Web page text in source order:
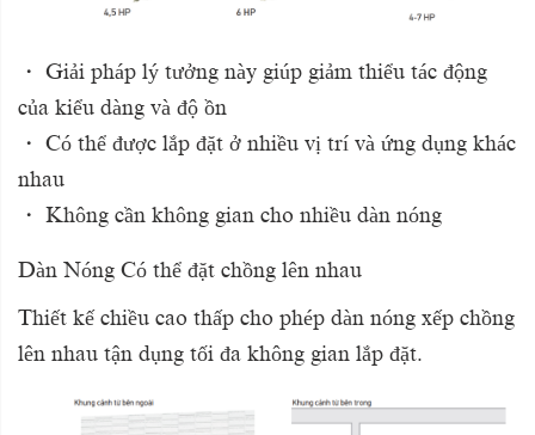
・ Giải pháp lý tưởng này giúp giảm thiểu tác động
của kiểu dàng và độ ồn
・ Có thể được lắp đặt ở nhiều vị trí và ứng dụng khác
nhau
・ Không cần không gian cho nhiều dàn nóng
Dàn Nóng Có thể đặt chồng lên nhau
Thiết kế chiều cao thấp cho phép dàn nóng xếp chồng
lên nhau tận dụng tối đa không gian lắp đặt.